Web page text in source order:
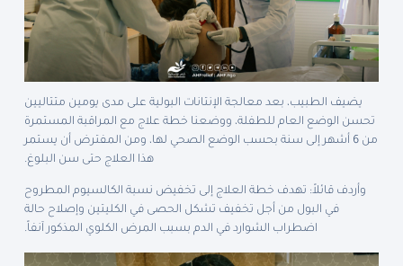
يضيف الطبيب، بعد معالجة الإنتانات البولية على مدى يومين متتاليين
تحسن الوضع العام للطفلة، ووضعنا خطة علاج مع المراقبة المستمرة
من 6 أشهر إلى سنة بحسب الوضع الصحي لها، ومن المفترض أن يستمر
هذا العلاج حتى سن البلوغ.
وأردف قائلاً: تهدف خطة العلاج إلى تخفيض نسبة الكالسيوم المطروح
في البول من أجل تخفيف تشكل الحصى في الكليتين وإصلاح حالة
اضطراب الشوارد في الدم بسبب المرض الكلوي المذكور آنفاً.